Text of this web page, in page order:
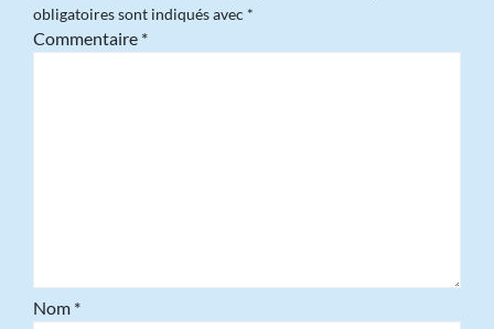
obligatoires sont indiqués avec *
Commentaire *
Nom *